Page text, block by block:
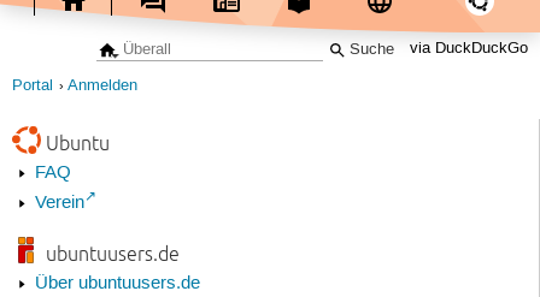
via DuckDuckGo
Portal Anmelden
Ubuntu
FAQ
Verein
ubuntuusers.de
Über ubuntuusers.de